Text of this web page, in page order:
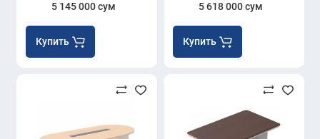
5 145 000 сум
Купить
5 618 000 сум
Купить